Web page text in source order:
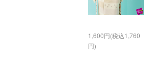
1,600円(税込1,760
円)